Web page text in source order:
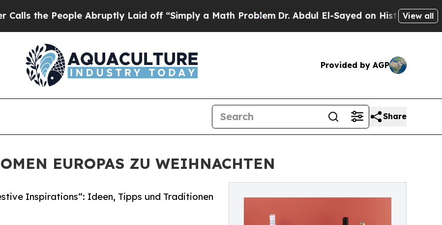
Abruptly Laid off “Simply a Math Problem Dr. Abdul El-Sayed on Historic Michigan Win:View all
Provided by AGP
Share
EUROPAS ZU WEIHNACHTEN
Inspirations“: Ideen, Tipps und Traditionen